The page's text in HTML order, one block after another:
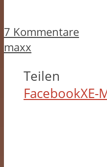
7 Kommentare
maxx
Teilen
FacebookXE-